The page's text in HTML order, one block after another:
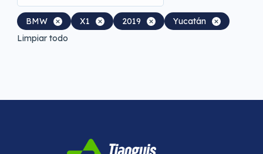
BMW X1 2019
Yucatán
Limpiar todo